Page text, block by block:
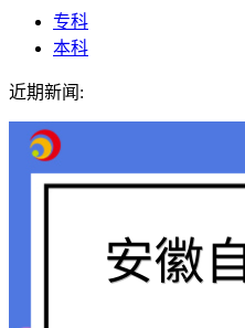
专科
本科
近期新闻: